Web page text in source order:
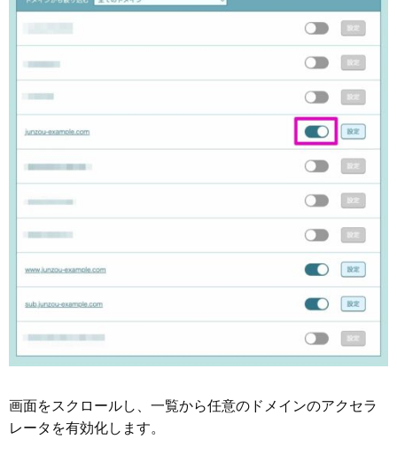
画面をスクロールし、一覧から任意のドメインのアクセラ
レータを有効化します。